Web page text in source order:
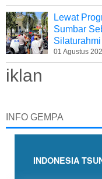
Lewat
Sumbar
Silaturahmi
01 Agustus
iklan
INFO GEMPA